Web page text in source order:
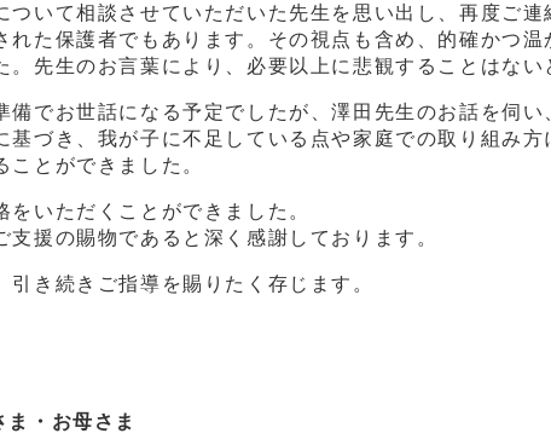
いて相談させていただいた先生を思い出し、再度ご連
れた保護者でもあります。その視点も含め、的確かつ
。先生のお言葉により、必要以上に悲観することはない
でお世話になる予定でしたが、澤田先生のお話を伺い
基づき、我が子に不足している点や家庭での取り組み
とができました。
いただくことができました。
援の賜物であると深く感謝しております。
き続きご指導を賜りたく存じます。
・お母さま